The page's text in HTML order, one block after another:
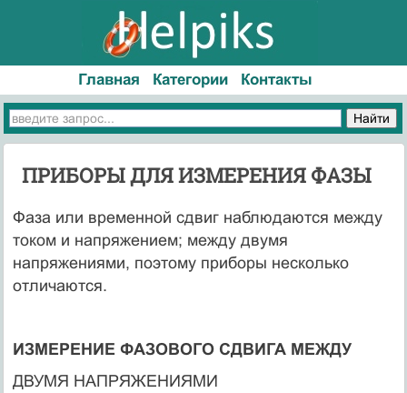
Главная Категории Контакты
ПРИБОРЫ ДЛЯ ИЗМЕРЕНИЯ ФАЗЫ
Фаза или временной сдвиг наблюдаются между
током и напряжением; между двумя
напряжениями, поэтому приборы несколько
отличаются.
ИЗМЕРЕНИЕ ФАЗОВОГО СДВИГА МЕЖДУ
ДВУМЯ НАПРЯЖЕНИЯМИ